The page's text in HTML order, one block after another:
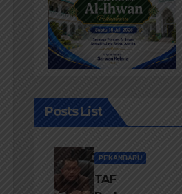
Posts List
PEKANBARU
TAF